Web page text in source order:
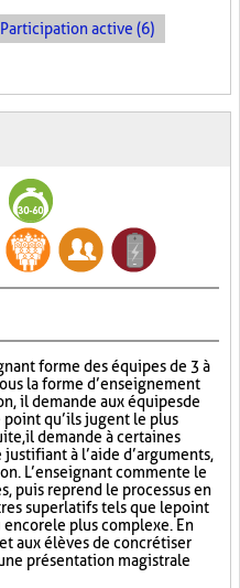
Participation active (6)
forme des équipes de 3 à
la forme d’enseignement
il demande aux équipes de
qu’ils jugent le plus
il demande à certaines
à l’aide d’arguments,
L’enseignant commente le
puis reprend le processus en
superlatifs tels que le point
le plus complexe. En
aux élèves de concrétiser
présentation magistrale